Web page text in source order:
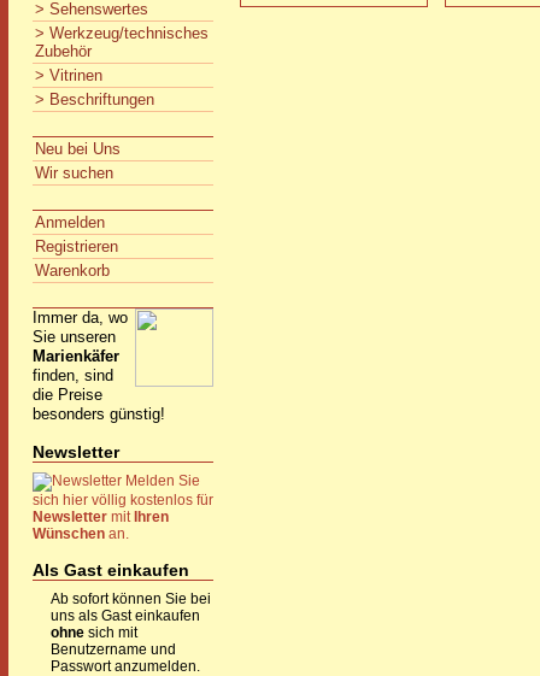
> Sehenswertes
> Werkzeug/technisches
Zubehör
> Vitrinen
> Beschriftungen
Neu bei Uns
Wir suchen
Anmelden
Registrieren
Warenkorb
Immer da, wo
Sie unseren
Marienkäfer
finden, sind
die Preise
besonders günstig!
Newsletter
Melden Sie
sich hier völlig kostenlos für
Newsletter mit Ihren
Wünschen an.
Als Gast einkaufen
Ab sofort können Sie bei
uns als Gast einkaufen
ohne sich mit
Benutzername und
Passwort anzumelden.